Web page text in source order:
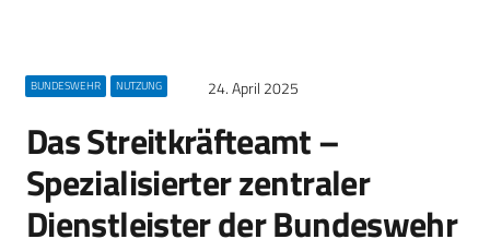
BUNDESWEHR NUTZUNG 24. April 2025
Das Streitkräfteamt –
Spezialisierter zentraler
Dienstleister der Bundeswehr